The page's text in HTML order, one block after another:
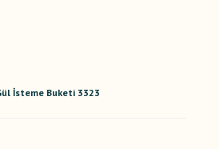
İsteme Buketi 3323